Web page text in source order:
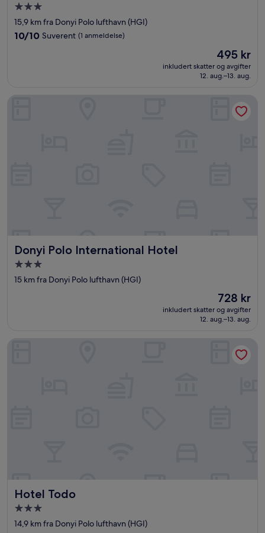
Overnattingssted
med
3.0
stjerner
15,9 km fra Donyi Polo lufthavn (HGI)
10.0
10/10 Suverent (1 anmeldelse)
Prisen
495 kr
495 kr
inkludert skatter og avgifter
12. aug.–13. aug.
Donyi Polo International Hotel
Donyi Polo International Hotel
Overnattingssted
med
15 km fra Donyi Polo lufthavn (HGI)
Prisen
er
728 kr
728 kr
inkludert skatter og avgifter
12. aug.–13. aug.
Donyi Polo International Hotel
Hotel Todo
Hotel Todo
Overnattingssted
med
14,9 km fra Donyi Polo lufthavn (HGI)